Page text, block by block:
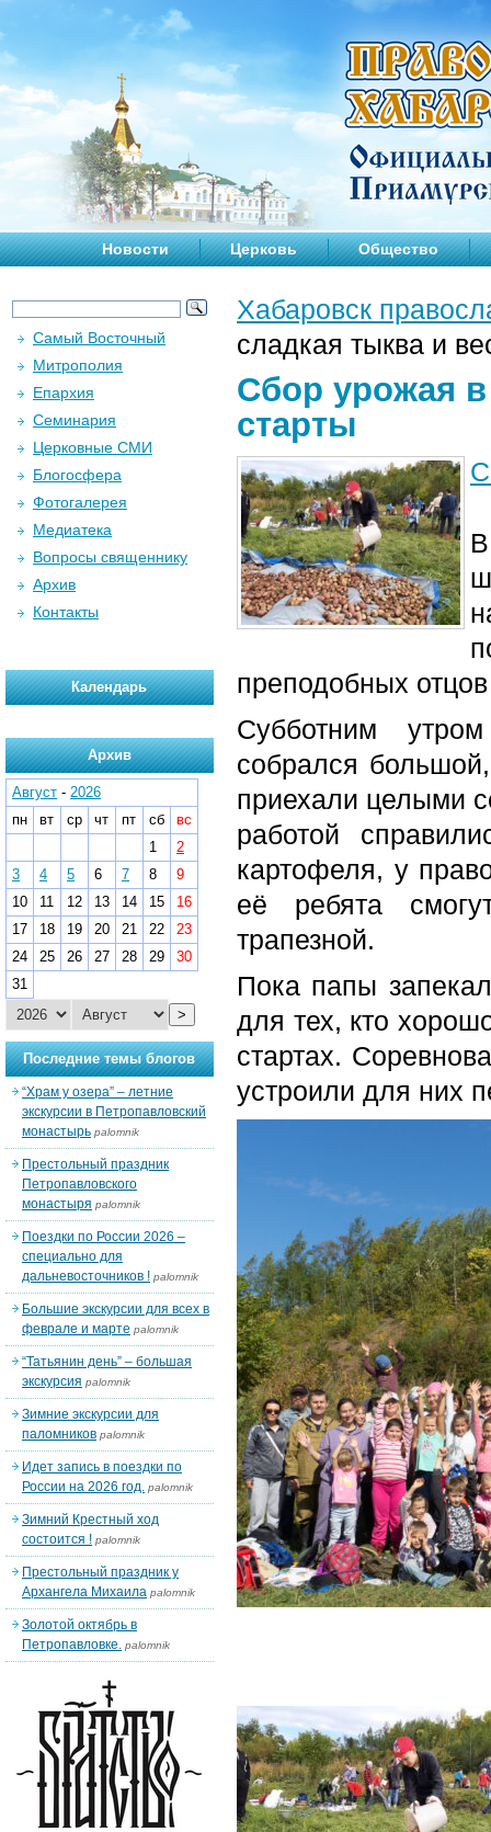
Новости Церковь Общество
Хабаровск
сладкая тыква и
Сбор урожая
старты
преподобных
Субботним
собрался
приехали целыми
работой
картофеля, у
её ребята
трапезной.
Пока папы
для тех, кто
стартах.
устроили для них
Самый Восточный
Митрополия
Епархия
Семинария
Церковные СМИ
Блогосфера
Фотогалерея
Медиатека
Вопросы священнику
Архив
Контакты
Календарь
Архив
Август - 2026
пн
вт ср чт пт сб
вс
1
2
3
4 5 6 7 8
9
10
11 12 13 14 15
16
17
18 19 20 21 22
23
24
25 26 27 28 29
30
31
>
Последние темы блогов
“Храм у озера” – летние
экскурсии в Петропавловский
монастырь palomnik
Престольный праздник
Петропавловского
монастыря palomnik
Поездки по России 2026 –
специально для
дальневосточников ! palomnik
Большие экскурсии для всех в
феврале и марте palomnik
“Татьянин день” – большая
экскурсия palomnik
Зимние экскурсии для
паломников palomnik
Идет запись в поездки по
России на 2026 год. palomnik
Зимний Крестный ход
состоится ! palomnik
Престольный праздник у
Архангела Михаила palomnik
Золотой октябрь в
Петропавловке. palomnik